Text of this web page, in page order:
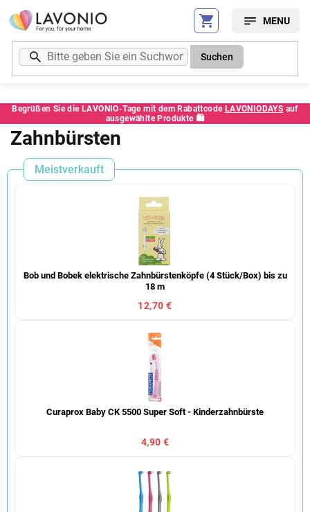
Zum
Inhalt
springen
Begrüßen Sie die LAVONIO-Tage mit dem Rabattcode LAVONIODAYS auf
ausgewählte Produkte 🛍️
Suchen
Zahnbürsten
Meistverkauft
Bob und Bobek elektrische Zahnbürstenköpfe (4 Stück/Box) bis zu
18 m
12,70 €
Curaprox Baby CK 5500 Super Soft - Kinderzahnbürste
4,90 €